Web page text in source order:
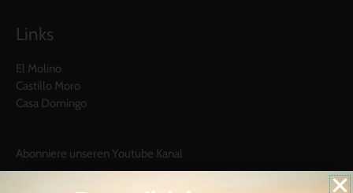
Links
El Molino
Castillo Moro
Casa Domingo
Abonniere unseren Youtube Kanal